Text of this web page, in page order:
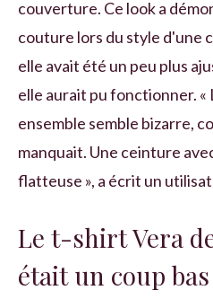
couverture. Ce look a
couture lors du style d'une
elle avait été un peu plus
elle aurait pu fonctionner. «
ensemble semble bizarre,
manquait. Une ceinture
flatteuse », a écrit un
Le t-shirt Vera
était un coup bas